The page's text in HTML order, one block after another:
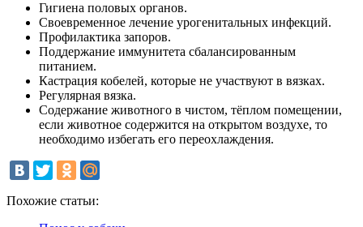
Гигиена половых органов.
Своевременное лечение урогенитальных инфекций.
Профилактика запоров.
Поддержание иммунитета сбалансированным
питанием.
Кастрация кобелей, которые не участвуют в вязках.
Регулярная вязка.
Содержание животного в чистом, тёплом помещении,
если животное содержится на открытом воздухе, то
необходимо избегать его переохлаждения.
Похожие статьи: